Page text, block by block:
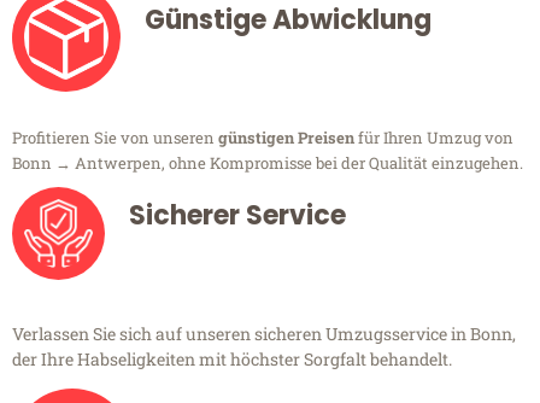
Günstige Abwicklung
Profitieren Sie von unseren günstigen Preisenfür Ihren Umzug von
Bonn → Antwerpen, ohne Kompromisse bei der Qualität einzugehen.
Sicherer Service
Verlassen Sie sich auf unseren sicheren Umzugsservice in Bonn,
der Ihre Habseligkeiten mit höchster Sorgfalt behandelt.